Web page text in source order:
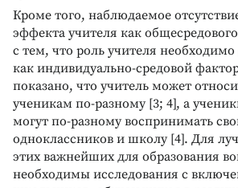
Кроме того, наблюдаемое
эффекта учителя как
с тем, что роль учителя необходимо
как индивидуально-средовой
показано, что учитель может
ученикам по-разному [3; 4], а
могут по-разному воспринимать
одноклассников и школу [4]. Для
этих важнейших для образования
необходимы исследования с